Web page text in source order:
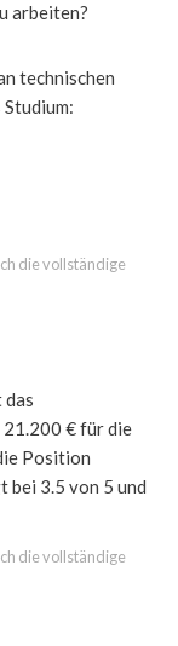
arbeiten?
technischen
die vollständige
21.200 € für die
Position
bei 3.5 von 5 und
die vollständige